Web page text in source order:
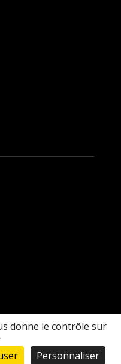
donne le contrôle sur
Personnaliser